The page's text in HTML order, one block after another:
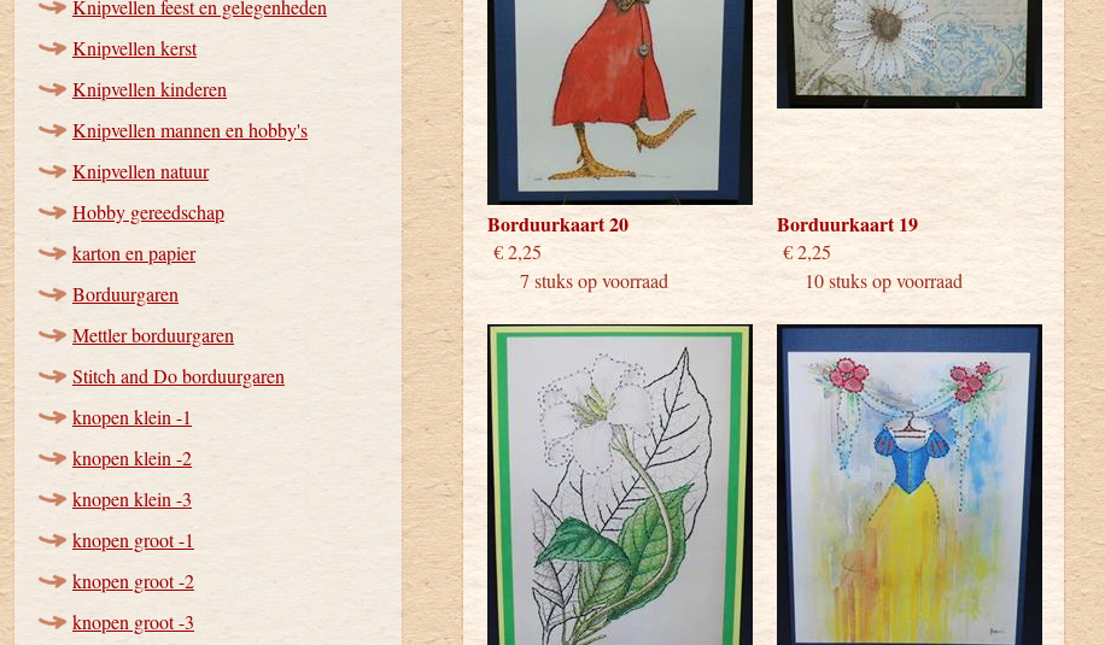
Knipvellen feest en gelegenheden
Knipvellen kerst
Knipvellen kinderen
Knipvellen mannen en hobby's
Knipvellen natuur
Hobby gereedschap
karton en papier
Borduurgaren
Mettler borduurgaren
Stitch and Do borduurgaren
knopen klein -1
knopen klein -2
knopen klein -3
knopen groot -1
knopen groot -2
knopen groot -3
Borduurkaart 20
€ 2,25
7 stuks op voorraad
Borduurkaart 19
€ 2,25
10 stuks op voorraad